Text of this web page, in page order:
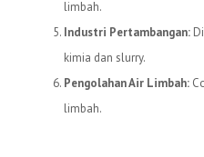
limbah.
Industri Pertambangan:
kimia dan slurry.
Pengolahan Air Limbah:
limbah.